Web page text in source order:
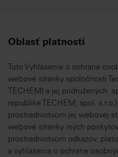
Oblasť platnosti
Toto Vyhlásenie o ochrane
webové stránky spoločnosti
TECHEM) a jej pridružených
republike TECHEM, spol.
prostredníctvom jej webovej
webové stránky iných
prostredníctvom odkazov,
a vyhlásenia o ochrane